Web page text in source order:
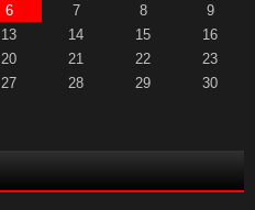
6 7 8
9
13 14 15
16
20 21 22
23
27 28 29
30